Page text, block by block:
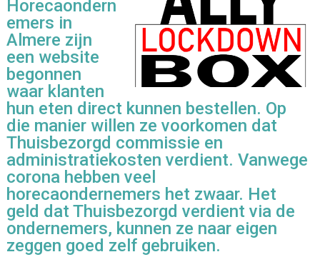
Horecaondern
emers in
Almere zijn
een website
begonnen
waar klanten
hun eten direct kunnen bestellen. Op
die manier willen ze voorkomen dat
Thuisbezorgd commissie en
administratiekosten verdient. Vanwege
corona hebben veel
horecaondernemers het zwaar. Het
geld dat Thuisbezorgd verdient via de
ondernemers, kunnen ze naar eigen
zeggen goed zelf gebruiken.